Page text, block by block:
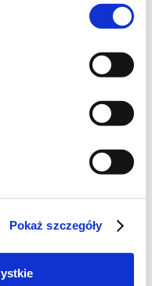
Pokaż szczegóły
z tą różnicą,
7 sajgonek -